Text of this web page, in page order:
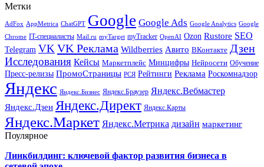
Метки
AdFox AppMetrica ChatGPT Google Google Ads Google Analytics Google
Chrome IT-специалисты Mail.ru myTarget myTracker OpenAI Ozon Rustore SEO
Telegram VK VK Реклама Wildberries Авито ВКонтакте Дзен
Исследования Кейсы Маркетплейс Минцифры Нейросети Обучение
Пресс-релизы ПромоСтраницы РСЯ Рейтинги Реклама Роскомнадзор
Яндекс Яндекс.Бизнес Яндекс.Браузер Яндекс.Вебмастер
Яндекс.Дзен Яндекс.Директ Яндекс.Карты
Яндекс.Маркет Яндекс.Метрика дизайн маркетинг
Поулярное
Линкбилдинг: ключевой фактор развития бизнеса в